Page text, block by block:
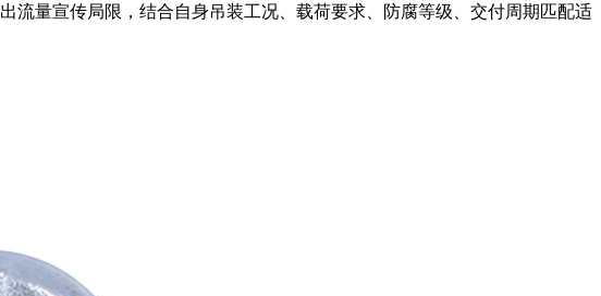
流量宣传局限，结合自身吊装工况、载荷要求、防腐等级、交付周期匹配适